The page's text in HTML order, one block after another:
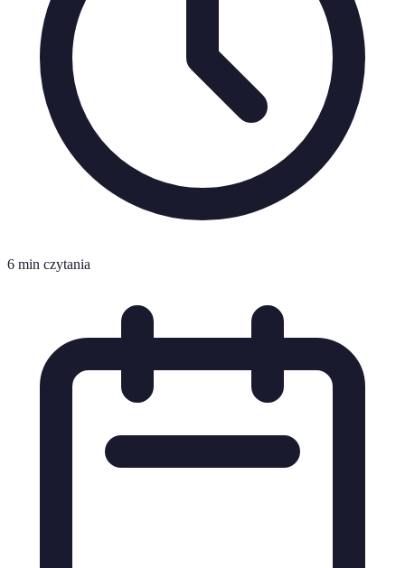
6 min czytania